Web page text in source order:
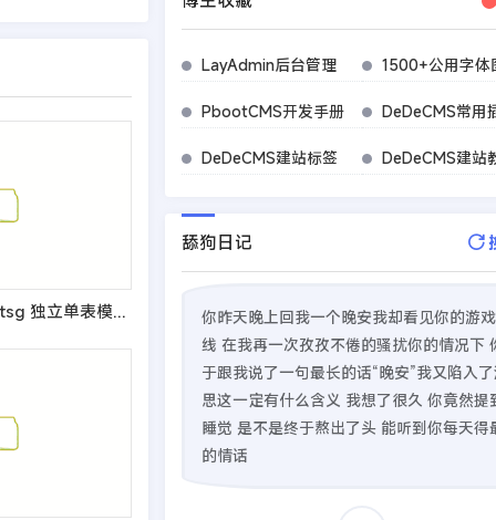
织梦标签：arclistsg 独立单表模型文档列表
LayAdmin后台管理 1500+公用字体
PbootCMS开发手册 DeDeCMS常用
DeDeCMS建站标签 DeDeCMS建站
舔狗日记
你昨天晚上回我一个晚安我却看见你的游
线 在我再一次孜孜不倦的骚扰你的情况下
于跟我说了一句最长的话“晚安”我又陷入
思这一定有什么含义 我想了很久 你竟然提
睡觉 是不是终于熬出了头 能听到你每天得
的情话